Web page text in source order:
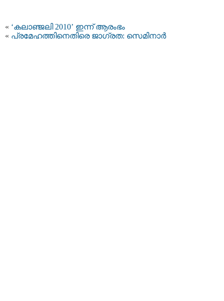
« ‘കലാഞ്ജലി 2010’ ഇന്ന് ആരംഭം
« പ്രമേഹത്തിനെതിരെ ജാഗ്രത: സെമിനാര്‍